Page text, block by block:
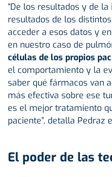
“De los resultados y de
resultados de los
acceder a esos datos y
en nuestro caso de
células de los propios
el comportamiento y la
saber qué fármacos van
más efectiva sobre ese
es el mejor tratamiento
paciente”, detalla Pedraz
El poder de las